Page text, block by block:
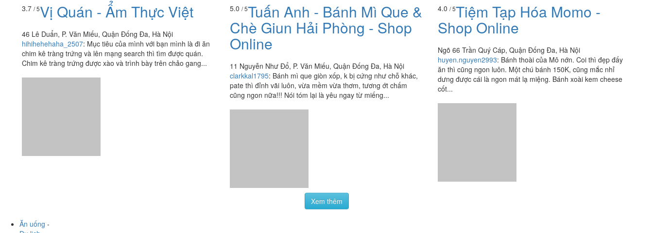
3.7 / 5Vị Quán - Ẩm Thực Việt
46 Lê Duẩn, P. Văn Miếu, Quận Đống Đa, Hà Nội
hihihehehaha_2507: Mục tiêu của mình với bạn mình là đi ăn
chim kê tràng trứng và lên mạng search thì tìm được quán.
Chim kê tràng trứng được xào và trình bày trên chảo gang...
5.0 / 5Tuấn Anh - Bánh Mì Que &
Chè Giun Hải Phòng - Shop
Online
11 Nguyễn Như Đổ, P. Văn Miếu, Quận Đống Đa, Hà Nội
clarkkal1795: Bánh mì que giòn xốp, k bị cứng như chỗ khác,
pate thì đỉnh vãi luôn, vừa mềm vừa thơm, tương ớt chấm
cũng ngon nữa!!! Nói tóm lại là yêu ngay từ miếng...
4.0 / 5Tiệm Tạp Hóa Momo -
Shop Online
Ngõ 66 Trần Quý Cáp, Quận Đống Đa, Hà Nội
huyen.nguyen2993: Bánh thoài của Mô nớn. Coi thì đẹp đấy
ăn thì cũng ngon luôn. Một chú bánh 150K, cũng mắc nhỉ
dưng được cái là ngon mát lạ miệng. Bánh xoài kem cheese
cốt...
Xem thêm
Du lịch-